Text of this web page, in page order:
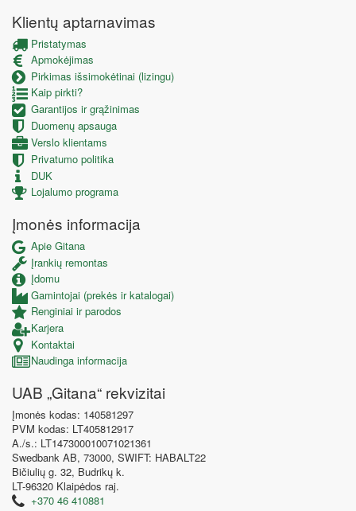
Klientų aptarnavimas
Pristatymas
Apmokėjimas
Pirkimas išsimokėtinai (lizingu)
Kaip pirkti?
Garantijos ir grąžinimas
Duomenų apsauga
Verslo klientams
Privatumo politika
DUK
Lojalumo programa
Įmonės informacija
Apie Gitana
Įrankių remontas
Įdomu
Gamintojai (prekės ir katalogai)
Renginiai ir parodos
Karjera
Kontaktai
Naudinga informacija
UAB „Gitana“ rekvizitai
Įmonės kodas: 140581297
PVM kodas: LT405812917
A./s.: LT147300010071021361
Swedbank AB, 73000, SWIFT: HABALT22
Bičiulių g. 32, Budrikų k.
LT-96320 Klaipėdos raj.
+370 46 410881